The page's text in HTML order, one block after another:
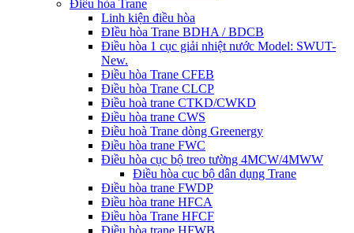
Điều hòa Trane
Linh kiện điều hòa
ĐIều hòa Trane BDHA / BDCB
Điều hòa 1 cục giải nhiệt nước Model: SWUT-
New.
Điều hòa Trane CFEB
Điều hòa Trane CLCP
Điều hoà trane CTKD/CWKD
Điều hòa trane CWS
Điều hoà Trane dòng Greenergy
Điều hòa trane FWC
Điều hòa cục bộ treo tường 4MCW/4MWW
Điều hòa cục bộ dân dụng Trane
Điều hòa trane FWDP
Điều hòa trane HFCA
Điều hòa Trane HFCF
Điều hòa trane HFWB